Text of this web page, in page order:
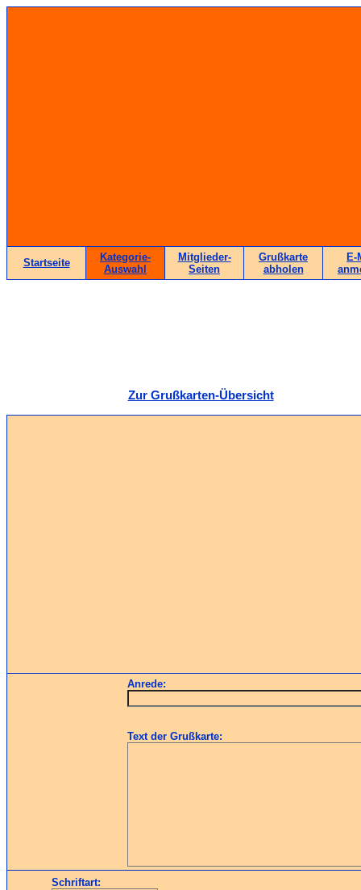
Startseite
Kategorie-
Auswahl
Mitglieder-
Seiten
Grußkarte
abholen
E-
Zur Grußkarten-Übersicht
Anrede:
Text der Grußkarte:
Schriftart: